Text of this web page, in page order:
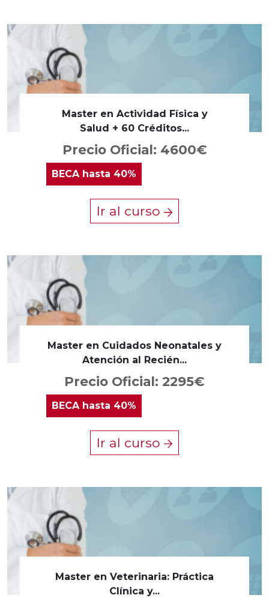
Master en Actividad Física y
Salud + 60 Créditos...
Precio Oficial: 4600€
BECAhasta 40%
Ir al curso
Master en Cuidados Neonatales y
Atención al Recién...
Precio Oficial: 2295€
BECA hasta 40%
Ir al curso
Master en Veterinaria: Práctica
Clínica y...